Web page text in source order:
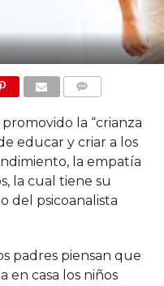
la “crianza
educar y criar a los
la empatía
la cual tiene su
del psicoanalista
padres piensan que
en casa los niños